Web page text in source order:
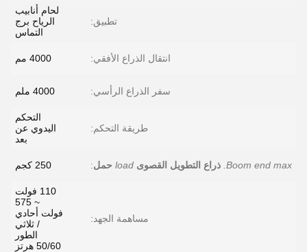
تطبيق:
لحام أنابيب
الرياح برج
التماس
انتقال الذراع الأفقي: 4000 مم
سفر الذراع الرأسي: 4000 ملم
طريقة التحكم:
التحكم
اليدوي عن
بعد
Boom end max. ذراع التطويل القصوى load حمل: 250 كجم
مساهمة الجهد:
110 فولت
~ 575
فولت أحادي
/ ثلاثي
الطور
50/60 هرتز